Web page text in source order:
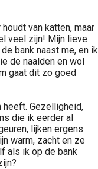
van katten, maar
veel zijn! Mijn lieve
bank naast me, en ik
de naalden en wol
gaat dit zo goed
heeft. Gezelligheid,
die ik eerder al
lijken ergens
warm, zacht en ze
als ik op de bank